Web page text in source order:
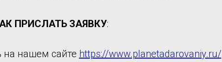
ПРИСЛАТЬ ЗАЯВКУ:
на нашем сайте https://www.planetadarovaniy.ru/